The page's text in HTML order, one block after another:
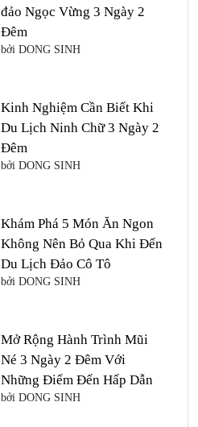
đảo Ngọc Vừng 3 Ngày 2
Đêm
bởi DONG SINH
Kinh Nghiệm Cần Biết Khi
Du Lịch Ninh Chữ 3 Ngày 2
Đêm
bởi DONG SINH
Khám Phá 5 Món Ăn Ngon
Không Nên Bỏ Qua Khi Đến
Du Lịch Đảo Cô Tô
bởi DONG SINH
Mở Rộng Hành Trình Mũi
Né 3 Ngày 2 Đêm Với
Những Điểm Đến Hấp Dẫn
bởi DONG SINH